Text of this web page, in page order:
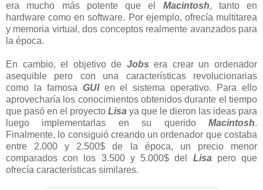
era mucho más potente que el Macintosh, tanto en
hardware como en software. Por ejemplo, ofrecía multitarea
y memoria virtual, dos conceptos realmente avanzados para
la época.
En cambio, el objetivo de Jobs era crear un ordenador
asequible pero con una características revolucionarias
como la famosa GUIen el sistema operativo. Para ello
aprovecharía los conocimientos obtenidos durante el tiempo
que pasó en el proyecto Lisa ya que le dieron las ideas para
luego implementarlas en su querido Macintosh.
Finalmente, lo consiguió creando un ordenador que costaba
entre 2.000 y 2.500$ de la época, un precio menor
comparados con los 3.500 y 5.000$ del Lisa pero que
ofrecía características similares.